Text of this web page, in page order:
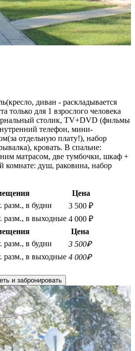
диван - раскладывается
только для 1 взрослого человека
столик, TV+DVD (фильмы
телефон, мини-
отдельную плату!), набор
кровать. В спальне:
матрасом, две тумбочки, шкаф +
комнате: душ, раковина, набор
Цена
разм., в будни
3 500 ₽
разм., в выходные 4 000 ₽
Цена
разм., в будни
3 500₽
разм., в выходные 4 000₽
и забронировать